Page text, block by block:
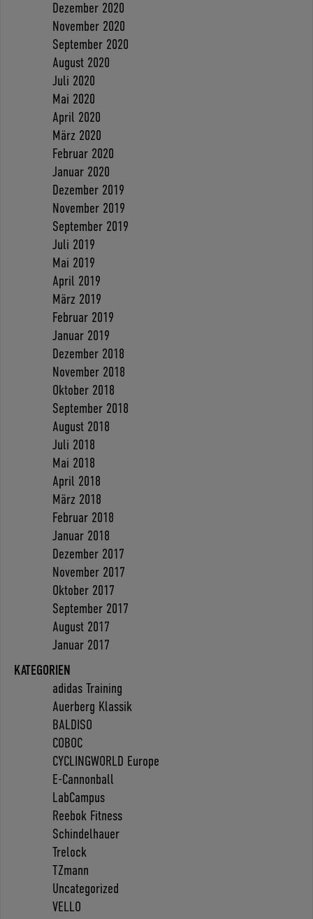
Dezember 2020
November 2020
September 2020
August 2020
Juli 2020
Mai 2020
April 2020
März 2020
Februar 2020
Januar 2020
Dezember 2019
November 2019
September 2019
Juli 2019
Mai 2019
April 2019
März 2019
Februar 2019
Januar 2019
Dezember 2018
November 2018
Oktober 2018
September 2018
August 2018
Juli 2018
Mai 2018
April 2018
März 2018
Februar 2018
Januar 2018
Dezember 2017
November 2017
Oktober 2017
September 2017
August 2017
Januar 2017
KATEGORIEN
adidas Training
Auerberg Klassik
BALDISO
COBOC
CYCLINGWORLD Europe
E-Cannonball
LabCampus
Reebok Fitness
Schindelhauer
Trelock
TZmann
Uncategorized
VELLO